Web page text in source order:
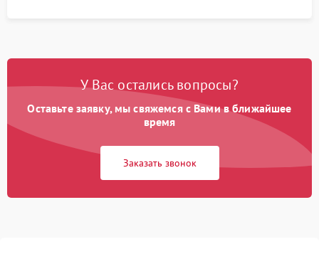
У Вас остались вопросы?
Оставьте заявку, мы свяжемся с Вами в ближайшее
время
Заказать звонок